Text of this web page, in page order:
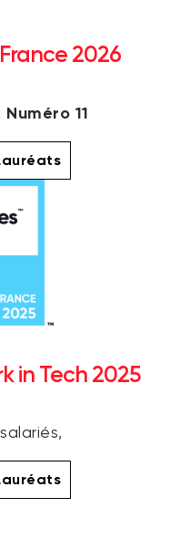
2026
Numéro 11
in Tech 2025